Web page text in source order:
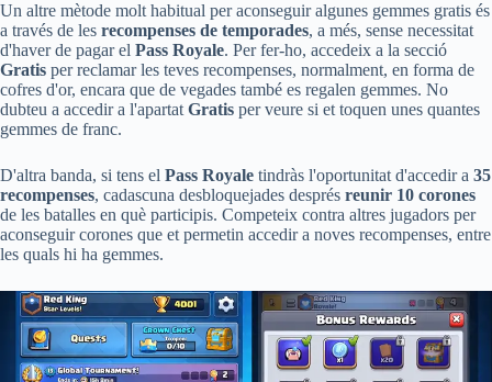
Un altre mètode molt habitual per aconseguir algunes gemmes gratis és
a través de les recompenses de temporades, a més, sense necessitat
d'haver de pagar el Pass Royale. Per fer-ho, accedeix a la secció
Gratis per reclamar les teves recompenses, normalment, en forma de
cofres d'or, encara que de vegades també es regalen gemmes. No
dubteu a accedir a l'apartat Gratis per veure si et toquen unes quantes
gemmes de franc.
D'altra banda, si tens el Pass Royale tindràs l'oportunitat d'accedir a 35
recompenses, cadascuna desbloquejades després reunir 10 corones
de les batalles en què participis. Competeix contra altres jugadors per
aconseguir corones que et permetin accedir a noves recompenses, entre
les quals hi ha gemmes.